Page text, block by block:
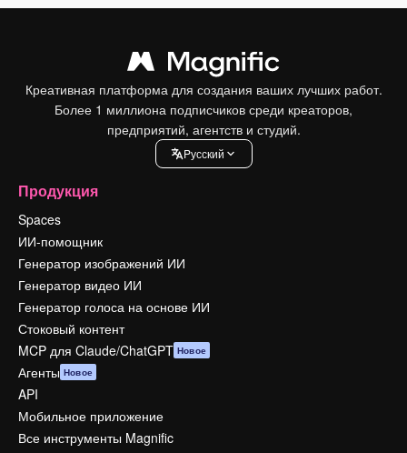
Креативная платформа для создания ваших лучших работ.
Более 1 миллиона подписчиков среди креаторов,
предприятий, агентств и студий.
Pусский
Продукция
Spaces
ИИ-помощник
Генератор изображений ИИ
Генератор видео ИИ
Генератор голоса на основе ИИ
Стоковый контент
MCP для Claude/ChatGPT Новое
Агенты Новое
API
Мобильное приложение
Все инструменты Magnific